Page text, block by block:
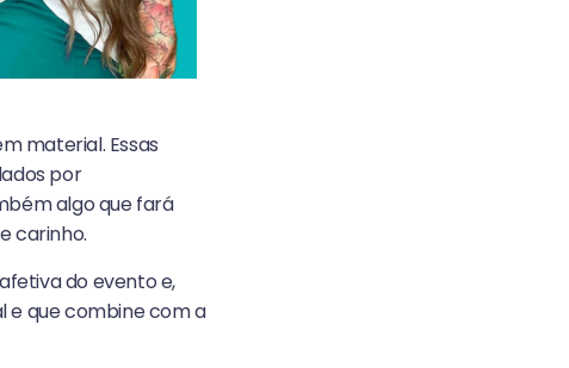
material. Essas
por
algo que fará
carinho.
do evento e,
e que combine com a